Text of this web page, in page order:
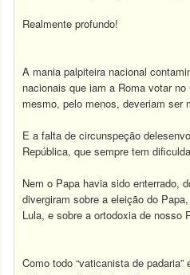
Realmente profundo!
A mania palpiteira nacional
nacionais que iam a Roma votar
mesmo, pelo menos, deveriam ser
E a falta de circunspeção
República, que sempre tem
Nem o Papa havia sido enterrado,
divergiram sobre a eleição do
Lula, e sobre a ortodoxia de nosso
Como todo “vaticanista de